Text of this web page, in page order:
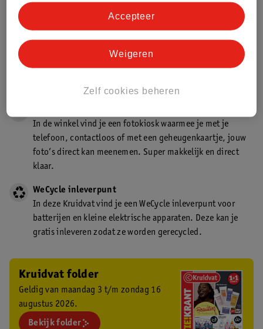
winkel. Zo hoef je niet thuis te blijven voor de Kruidvat
Kruidvat is een gecertificeerd drogist. Dit betekent dat je
winkel én online!
In de winkel vind je een fotokiosk waarmee je met je
telefoon, contactloos of met een geheugenkaartje, jouw
foto’s direct kan meenemen. Super makkelijk en direct
klaar.
WeCycle inleverpunt
In deze Kruidvat vind je een WeCycle inleverpunt voor
batterijen en kleine elektrische apparaten. Deze kan je
gratis inleveren zodat ze worden gerecycled.
Kruidvat folder
Geldig van maandag 3 t/m zondag 16
augustus 2026.
Bekijk folder
Zelf cookies beheren
Weigeren
Accepteer